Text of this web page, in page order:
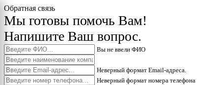
Обратная связь
Мы готовы помочь Вам!
Напишите Ваш вопрос.
Вы не ввели ФИО
Неверный формат Email-адреса.
Неверный формат номера телефона